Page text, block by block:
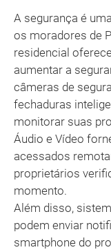
A segurança é
os moradores de
residencial
aumentar a
câmeras de
fechaduras
monitorar suas
Áudio e Vídeo
acessados
proprietários
momento.
Além disso,
podem enviar
smartphone do